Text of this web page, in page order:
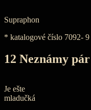
Supraphon
* katalogové číslo 7092- 9
12 Neznámy pár
Je ešte
mladučká